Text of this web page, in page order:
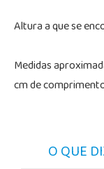
Altura a que se
Medidas
cm de
O QUE